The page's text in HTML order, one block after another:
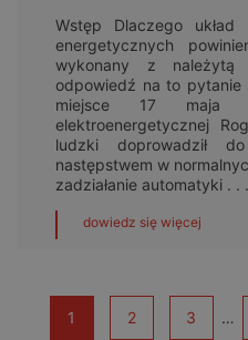
Wstęp Dlaczego układ
energetycznych
wykonany z należytą
odpowiedź na to pytanie
miejsce 17
elektroenergetycznej
ludzki doprowadził
następstwem w
zadziałanie automatyki . . .
dowiedz się więcej
1 2 3 …